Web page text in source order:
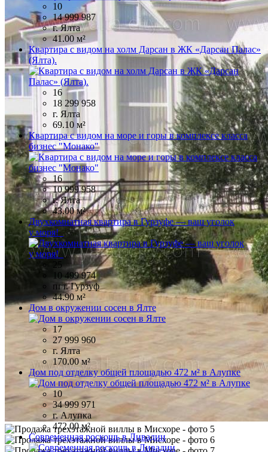
10
14 999 987
г. Ялта
41.00 м²
Квартира с видом на холм Дарсан в ЖК «Дарсан Палас»
(Ялта).
16
18 299 958
г. Ялта
69.10 м²
Квартира с видом на море и горы в комплексе класса
бизнес "Монако"
16
10 999 958
г. Ялта
43.00 м²
Двухкомнатная квартира в Гурзуфе — ваш уголок
у моря!
25
10 499 974
пгт. Гурзуф
44.90 м²
Дом в окружении сосен в Ялте
17
27 999 960
г. Ялта
170.00 м²
Дом под отделку общей площадью 472 м² в Алупке
10
34 999 971
г. Алупка
472.00 м²
Современная роскошь в Ливадии